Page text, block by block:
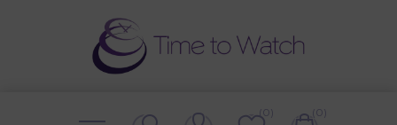
(0) (0)